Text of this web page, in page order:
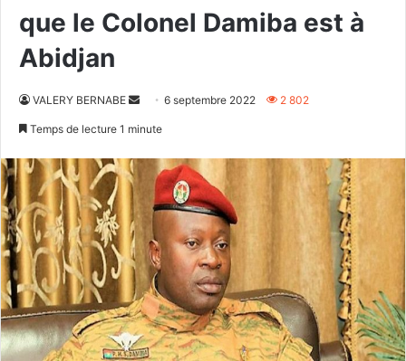
que le Colonel Damiba est à
Abidjan
VALERY BERNABE
Envoyer6 septembre 2022 2 802
Temps de lecture 1 minute